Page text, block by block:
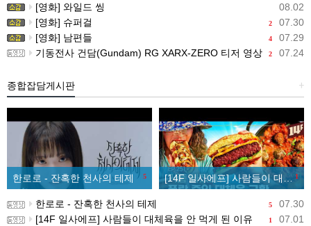
08.02
[영화] 와일드 씽
2 07.30
[영화] 슈퍼걸
4 07.29
[영화] 남편들
2 07.24
기동전사 건담(Gundam) RG XARX-ZERO 티저 영상
+
종합잡담게시판
5
한로로 - 잔혹한 천사의 테제 1
[14F 일사에프] 사람들이 대체육을 안 먹게 된 이유
5 07.30
한로로 - 잔혹한 천사의 테제
1 07.01
[14F 일사에프] 사람들이 대체육을 안 먹게 된 이유